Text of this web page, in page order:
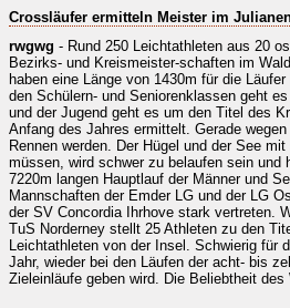
Crossläufer ermitteln Meister im
rwgwg - Rund 250 Leichtathleten aus 20
Bezirks- und Kreismeister-schaften im
haben eine Länge von 1430m für die
den Schülern- und Seniorenklassen geht
und der Jugend geht es um den Titel des
Anfang des Jahres ermittelt. Gerade
Rennen werden. Der Hügel und der See
müssen, wird schwer zu belaufen sein
7220m langen Hauptlauf der Männer und
Mannschaften der Emder LG und der LG
der SV Concordia Ihrhove stark vertreten.
TuS Norderney stellt 25 Athleten zu den
Leichtathleten von der Insel. Schwierig für
Jahr, wieder bei den Läufen der acht- bis
Zieleinläufe geben wird. Die Beliebtheit